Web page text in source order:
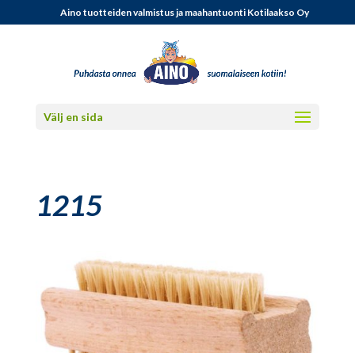
Aino tuotteiden valmistus ja maahantuonti Kotilaakso Oy
Välj en sida
1215